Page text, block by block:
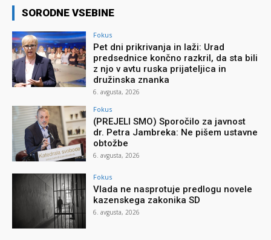
SORODNE VSEBINE
Fokus
Pet dni prikrivanja in laži: Urad
predsednice končno razkril, da sta bili
z njo v avtu ruska prijateljica in
družinska znanka
6. avgusta, 2026
Fokus
(PREJELI SMO) Sporočilo za javnost
dr. Petra Jambreka: Ne pišem ustavne
obtožbe
6. avgusta, 2026
Fokus
Vlada ne nasprotuje predlogu novele
kazenskega zakonika SD
6. avgusta, 2026